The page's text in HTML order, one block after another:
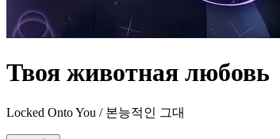
Твоя животная любовь
Locked Onto You / 본능적인 그대